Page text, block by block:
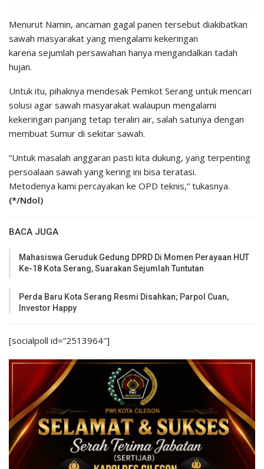
Menurut Namin, ancaman gagal panen tersebut diakibatkan
sawah masyarakat yang mengalami kekeringan
karena sejumlah persawahan hanya mengandalkan tadah
hujan.
Untuk itu, pihaknya mendesak Pemkot Serang untuk mencari
solusi agar sawah masyarakat walaupun mengalami
kekeringan panjang tetap teraliri air, salah satunya dengan
membuat Sumur di sekitar sawah.
“Untuk masalah anggaran pasti kita dukung, yang terpenting
persoalaan sawah yang kering ini bisa teratasi.
Metodenya kami percayakan ke OPD teknis,” tukasnya.
(*/Ndol)
BACA JUGA
Mahasiswa Geruduk Gedung DPRD Di Momen Perayaan HUT
Ke-18 Kota Serang, Suarakan Sejumlah Tuntutan
Perda Baru Kota Serang Resmi Disahkan; Parpol Cuan,
Investor Happy
[socialpoll id=”2513964″]